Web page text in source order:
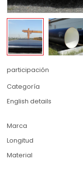
participación
Categoría
English details
Marca
Longitud
Material